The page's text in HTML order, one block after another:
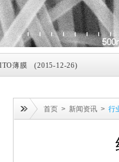
直追ITO (2015-12-26)
线，Silver Nanowires 到底有何
首页 > 新闻资讯 > 行